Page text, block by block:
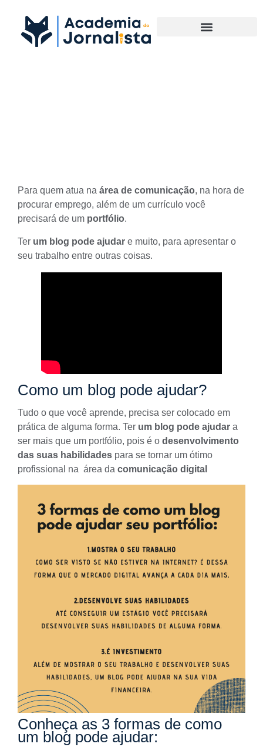
Para quem atua na área de comunicação, na hora de
procurar emprego, além de um currículo você
precisará de um portfólio.
Ter um blog pode ajudar e muito, para apresentar o
seu trabalho entre outras coisas.
Como um blog pode ajudar?
Tudo o que você aprende, precisa ser colocado em
prática de alguma forma. Ter um blog pode ajudar a
ser mais que um portfólio, pois é o desenvolvimento
das suas habilidades para se tornar um ótimo
profissional na área da comunicação digital
Conheça as 3 formas de como
um blog pode ajudar: